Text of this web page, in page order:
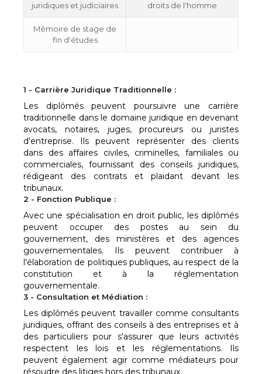
juridiques et judiciaires
droits de l'homme
Mémoire de stage de
fin d'études
1 - Carrière Juridique Traditionnelle :
Les diplômés peuvent poursuivre une carrière
traditionnelle dans le domaine juridique en devenant
avocats, notaires, juges, procureurs ou juristes
d'entreprise. Ils peuvent représenter des clients
dans des affaires civiles, criminelles, familiales ou
commerciales, fournissant des conseils juridiques,
rédigeant des contrats et plaidant devant les
tribunaux.
2 - Fonction Publique :
Avec une spécialisation en droit public, les diplômés
peuvent occuper des postes au sein du
gouvernement, des ministères et des agences
gouvernementales. Ils peuvent contribuer à
l'élaboration de politiques publiques, au respect de la
constitution et à la réglementation
gouvernementale.
3 - Consultation et Médiation :
Les diplômés peuvent travailler comme consultants
juridiques, offrant des conseils à des entreprises et à
des particuliers pour s'assurer que leurs activités
respectent les lois et les réglementations. Ils
peuvent également agir comme médiateurs pour
résoudre des litiges hors des tribunaux.